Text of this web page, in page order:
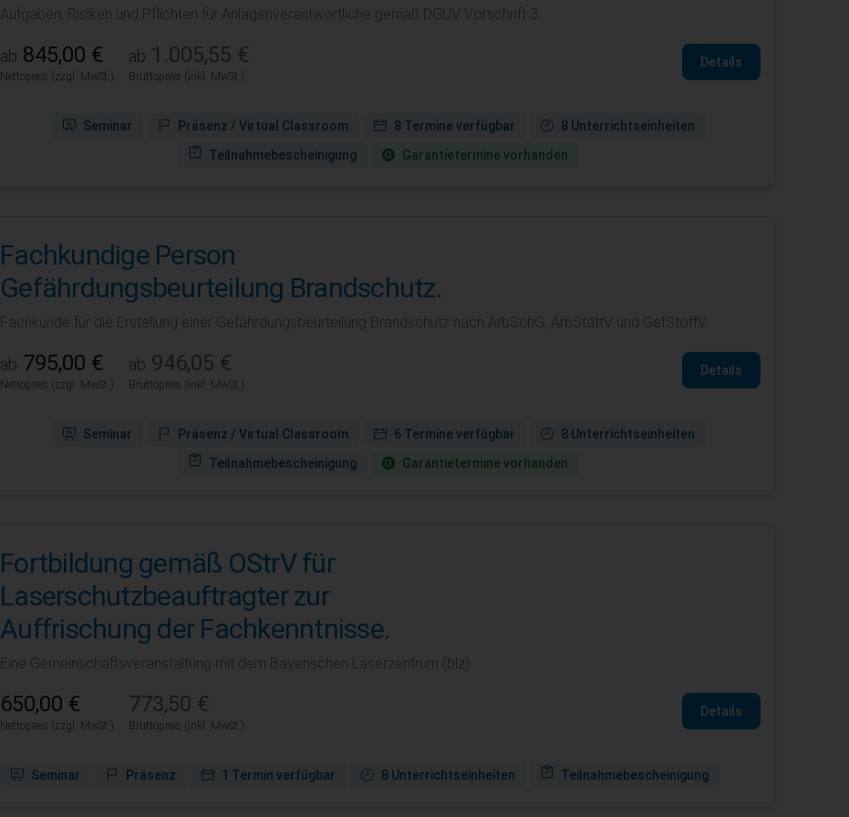
Aufgaben, Risiken und Pflichten für Anlagenverantwortliche gemäß DGUV Vorschrift 3.
ab 845,00 €
Nettopreis (zzgl. MwSt.)
ab 1.005,55 €
Bruttopreis (inkl. MwSt.)
Details
Seminar Präsenz / Virtual Classroom 8 Termine verfügbar
8 Unterrichtseinheiten
Teilnahmebescheinigung
Garantie­termine vorhanden
Fachkundige Person
Gefährdungsbeurteilung Brandschutz.
Fachkunde für die Erstellung einer Gefährdungsbeurteilung Brandschutz nach ArbSchG, ArbStättV und GefStoffV.
ab 795,00 €
Nettopreis (zzgl. MwSt.)
ab 946,05 €
Bruttopreis (inkl. MwSt.)
Details
Seminar Präsenz / Virtual Classroom 6 Termine verfügbar
8 Unterrichtseinheiten
Teilnahmebescheinigung
Garantie­termine vorhanden
Fortbildung gemäß OStrV für
Laserschutzbeauftragter zur
Auffrischung der Fachkenntnisse.
Eine Gemeinschaftsveranstaltung mit dem Bayerischen Laserzentrum (blz).
650,00 €
Nettopreis (zzgl. MwSt.)
773,50 €
Bruttopreis (inkl. MwSt.)
Details
Seminar Präsenz 1 Termin verfügbar 8 Unterrichtseinheiten Teilnahmebescheinigung